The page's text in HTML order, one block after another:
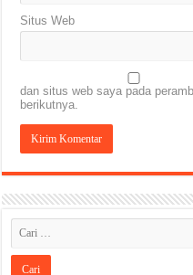
Situs Web
dan situs web saya pada
berikutnya.